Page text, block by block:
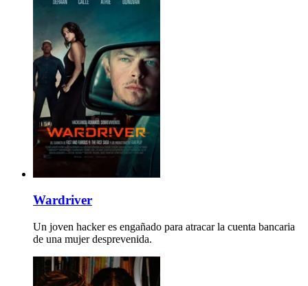
Wardriver
Un joven hacker es engañado para atracar la cuenta bancaria
de una mujer desprevenida.